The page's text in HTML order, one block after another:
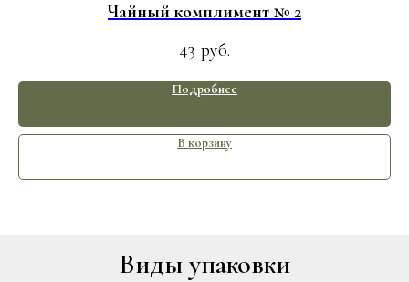
Чайный комплимент № 2
43 руб.
Подробнее
В корзину
Виды упаковки